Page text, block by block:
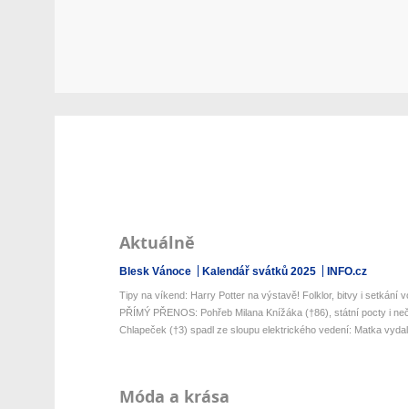
Aktuálně
Blesk Vánoce Kalendář svátků 2025 INFO.cz
Tipy na víkend: Harry Potter na výstavě! Folklor, bitvy i setkání
PŘÍMÝ PŘENOS: Pohřeb Milana Knížáka (†86), státní pocty i
Chlapeček (†3) spadl ze sloupu elektrického vedení: Matka
Móda a krása